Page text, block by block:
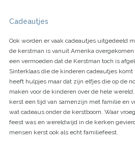
Cadeautjes
Ook worden er vaak cadeautjes uitgedeeld
de kerstman is vanuit Amerika overgekomen
een vermoeden dat de Kerstman toch is
Sinterklaas die de kinderen cadeautjes komt
heeft hulpjes maar dat zijn elfjes die op de
maken voor de kinderen over de hele
kerst een tijd van samenzijn met familie en
wat cadeaus onder de kerstboom. Waar
feest was en wereldwijd in de kerken
mensen kerst ook als echt familiefeest.